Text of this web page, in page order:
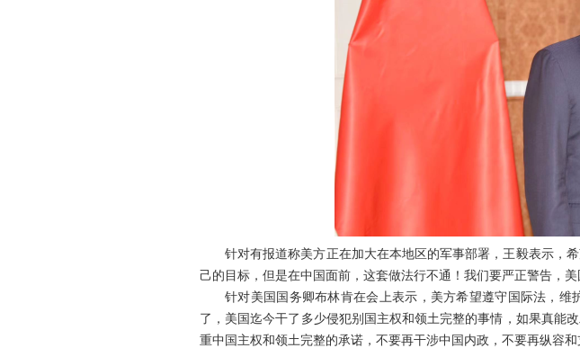
针对有报道称美方正在加大在本地区的军事部署，王毅表示，
己的目标，但是在中国面前，这套做法行不通！我们要严正警告，
针对美国国务卿布林肯在会上表示，美方希望遵守国际法，
了，美国迄今干了多少侵犯别国主权和领土完整的事情，如果真能
重中国主权和领土完整的承诺，不要再干涉中国内政，不要再纵容和